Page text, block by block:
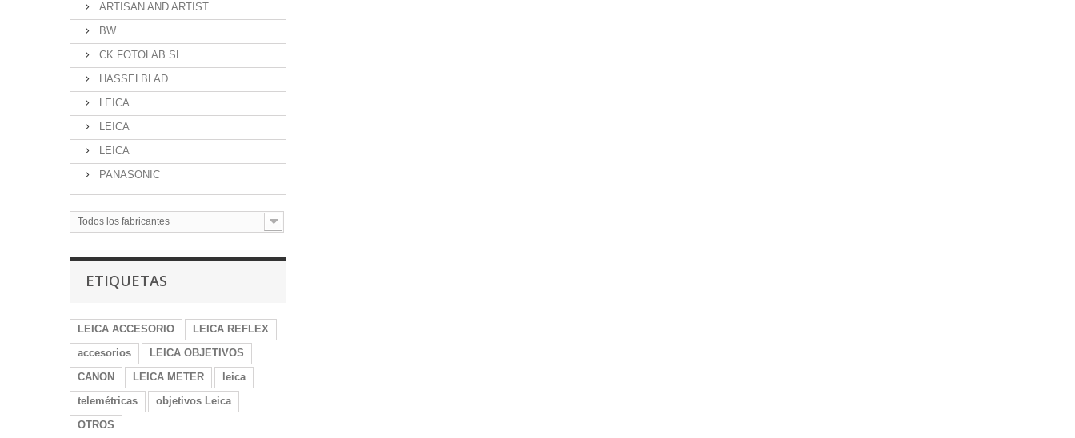
ARTISAN AND ARTIST
BW
CK FOTOLAB SL
HASSELBLAD
LEICA
LEICA
LEICA
PANASONIC
Todos los fabricantes
ETIQUETAS
LEICA ACCESORIO
LEICA REFLEX
accesorios
LEICA OBJETIVOS
CANON
LEICA METER
leica
telemétricas
objetivos Leica
OTROS